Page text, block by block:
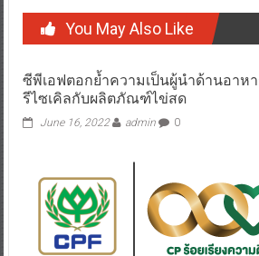
You May Also Like
ซีพีเอฟตอกย้ำความเป็นผู้นำด้านอาห
รีไซเคิลกับผลิตภัณฑ์ไข่สด
June 16, 2022 admin 0